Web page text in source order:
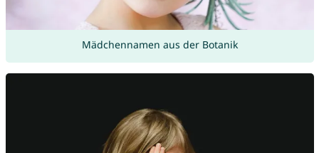
Mädchennamen aus der Botanik